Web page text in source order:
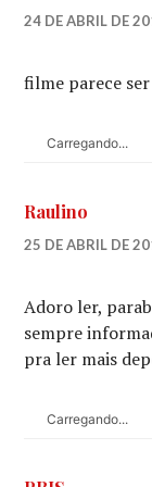
24 DE ABRIL DE
filme parece
Carregando...
Raulino
25 DE ABRIL DE
Adoro ler,
sempre
pra ler mais
Carregando...